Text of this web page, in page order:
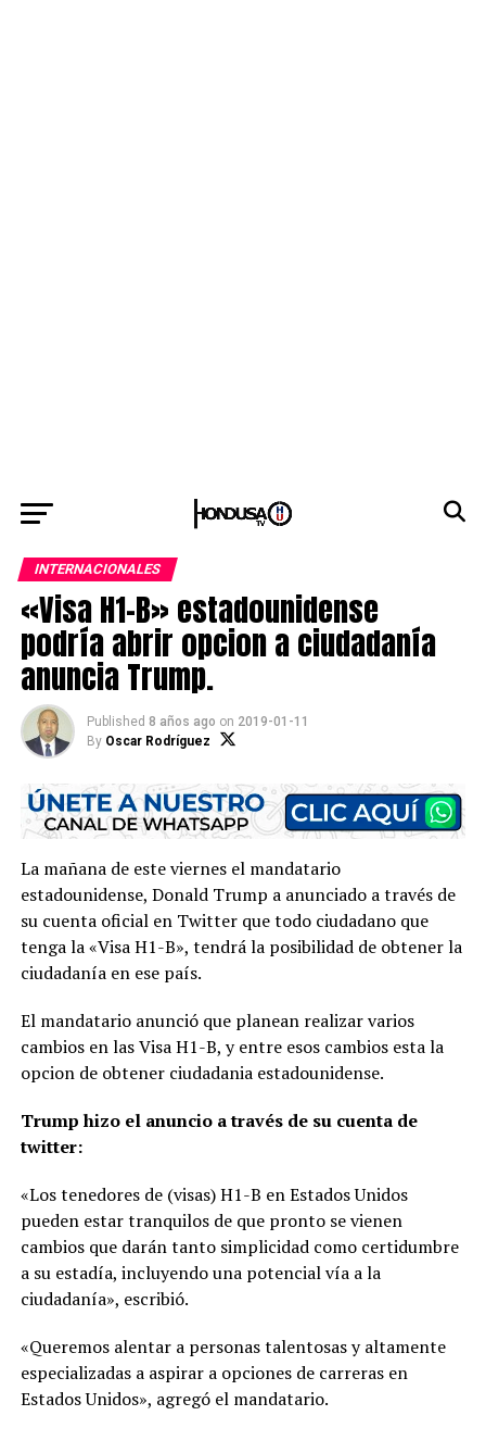
INTERNACIONALES
«Visa H1-B» estadounidense
podría abrir opcion a ciudadanía
anuncia Trump.
Published 8 años ago on 2019-01-11
By Oscar Rodríguez
La mañana de este viernes el mandatario
estadounidense, Donald Trump a anunciado a través de
su cuenta oficial en Twitter que todo ciudadano que
tenga la «Visa H1-B», tendrá la posibilidad de obtener la
ciudadanía en ese país.
El mandatario anunció que planean realizar varios
cambios en las Visa H1-B, y entre esos cambios esta la
opcion de obtener ciudadania estadounidense.
Trump hizo el anuncio a través de su cuenta de
twitter:
«Los tenedores de (visas) H1-B en Estados Unidos
pueden estar tranquilos de que pronto se vienen
cambios que darán tanto simplicidad como certidumbre
a su estadía, incluyendo una potencial vía a la
ciudadanía», escribió.
«Queremos alentar a personas talentosas y altamente
especializadas a aspirar a opciones de carreras en
Estados Unidos», agregó el mandatario.